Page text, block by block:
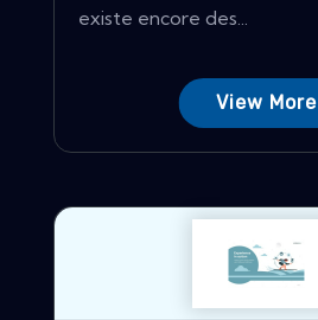
existe encore des...
View More